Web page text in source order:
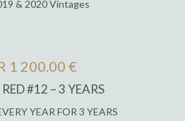
& 2020 Vintages
1 200.00 €
#12 – 3 YEARS
YEAR FOR 3 YEARS